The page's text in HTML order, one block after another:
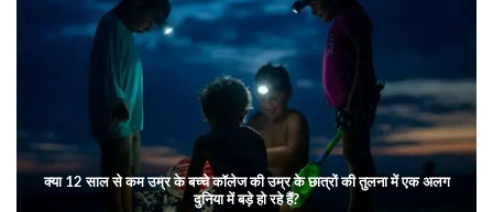
क्या 12 साल से कम उम्र के बच्चे कॉलेज की उम्र के छात्रों की तुलना में एक अलग
दुनिया में बड़े हो रहे हैं?